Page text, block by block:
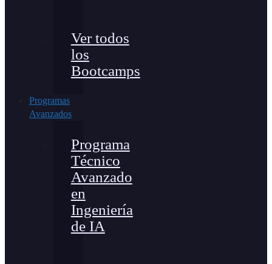
Ver todos
los
Bootcamps
Programas
Avanzados
Programa
Técnico
Avanzado
en
Ingeniería
de IA